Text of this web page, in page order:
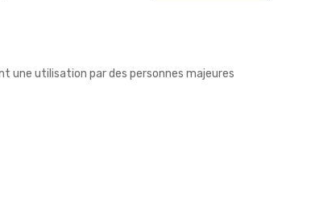
une utilisation par des personnes majeures